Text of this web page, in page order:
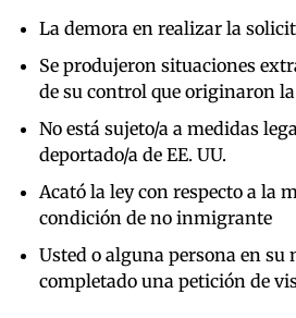
La demora en realizar la
Se produjeron situaciones
de su control que originaron
No está sujeto/a a medidas
deportado/a de EE. UU.
Acató la ley con respecto a la
condición de no inmigrante
Usted o alguna persona en su
completado una petición de